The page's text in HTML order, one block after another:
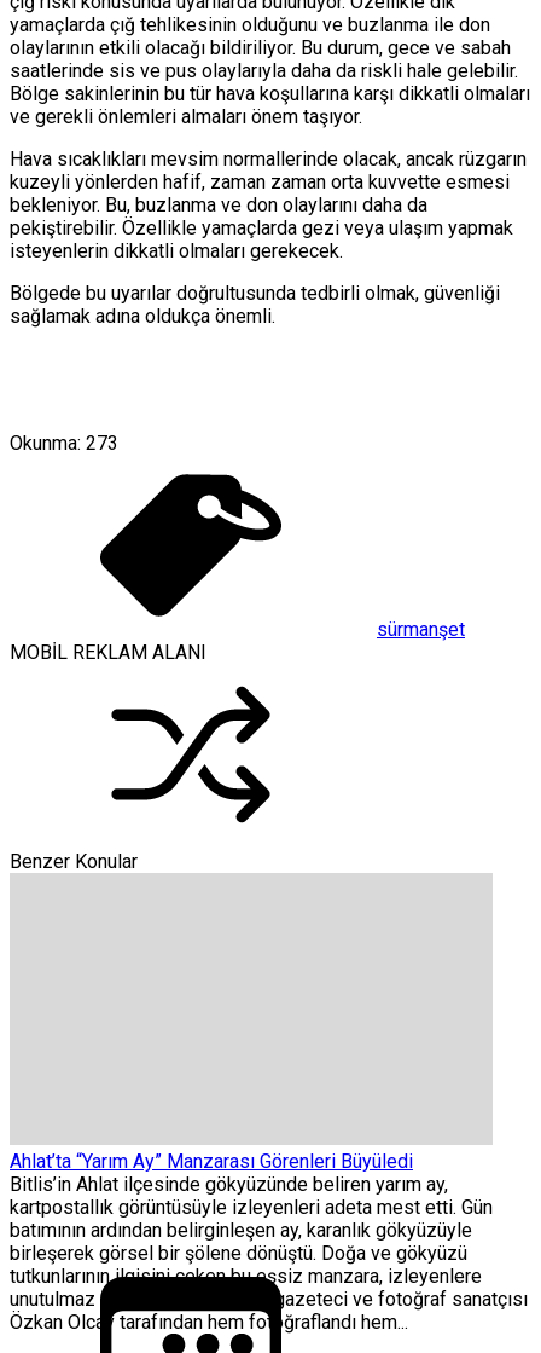
yamaçlarda çığ tehlikesinin olduğunu ve buzlanma ile don
olaylarının etkili olacağı bildiriliyor. Bu durum, gece ve sabah
saatlerinde sis ve pus olaylarıyla daha da riskli hale gelebilir.
Bölge sakinlerinin bu tür hava koşullarına karşı dikkatli olmaları
ve gerekli önlemleri almaları önem taşıyor.
Hava sıcaklıkları mevsim normallerinde olacak, ancak rüzgarın
kuzeyli yönlerden hafif, zaman zaman orta kuvvette esmesi
bekleniyor. Bu, buzlanma ve don olaylarını daha da
pekiştirebilir. Özellikle yamaçlarda gezi veya ulaşım yapmak
isteyenlerin dikkatli olmaları gerekecek.
Bölgede bu uyarılar doğrultusunda tedbirli olmak, güvenliği
sağlamak adına oldukça önemli.
Okunma: 273
sürmanşet
MOBİL REKLAM ALANI
Benzer Konular
Ahlat’ta “Yarım Ay” Manzarası Görenleri Büyüledi
Bitlis’in Ahlat ilçesinde gökyüzünde beliren yarım ay,
kartpostallık görüntüsüyle izleyenleri adeta mest etti. Gün
batımının ardından belirginleşen ay, karanlık gökyüzüyle
birleşerek görsel bir şölene dönüştü. Doğa ve gökyüzü
tutkunlarının ilgisini çeken bu eşsiz manzara, izleyenlere
unutulmaz anlar yaşattı. O anlar, gazeteci ve fotoğraf sanatçısı
Özkan Olcay tarafından hem fotoğraflandı hem...